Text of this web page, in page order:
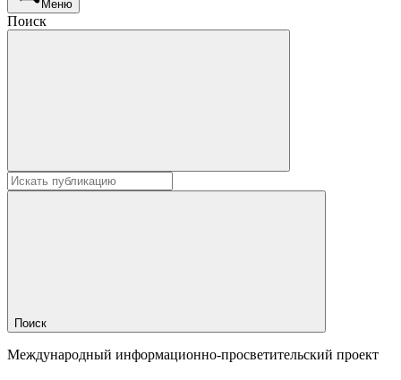
Меню
Поиск
Поиск
Международный информационно-просветительский проект